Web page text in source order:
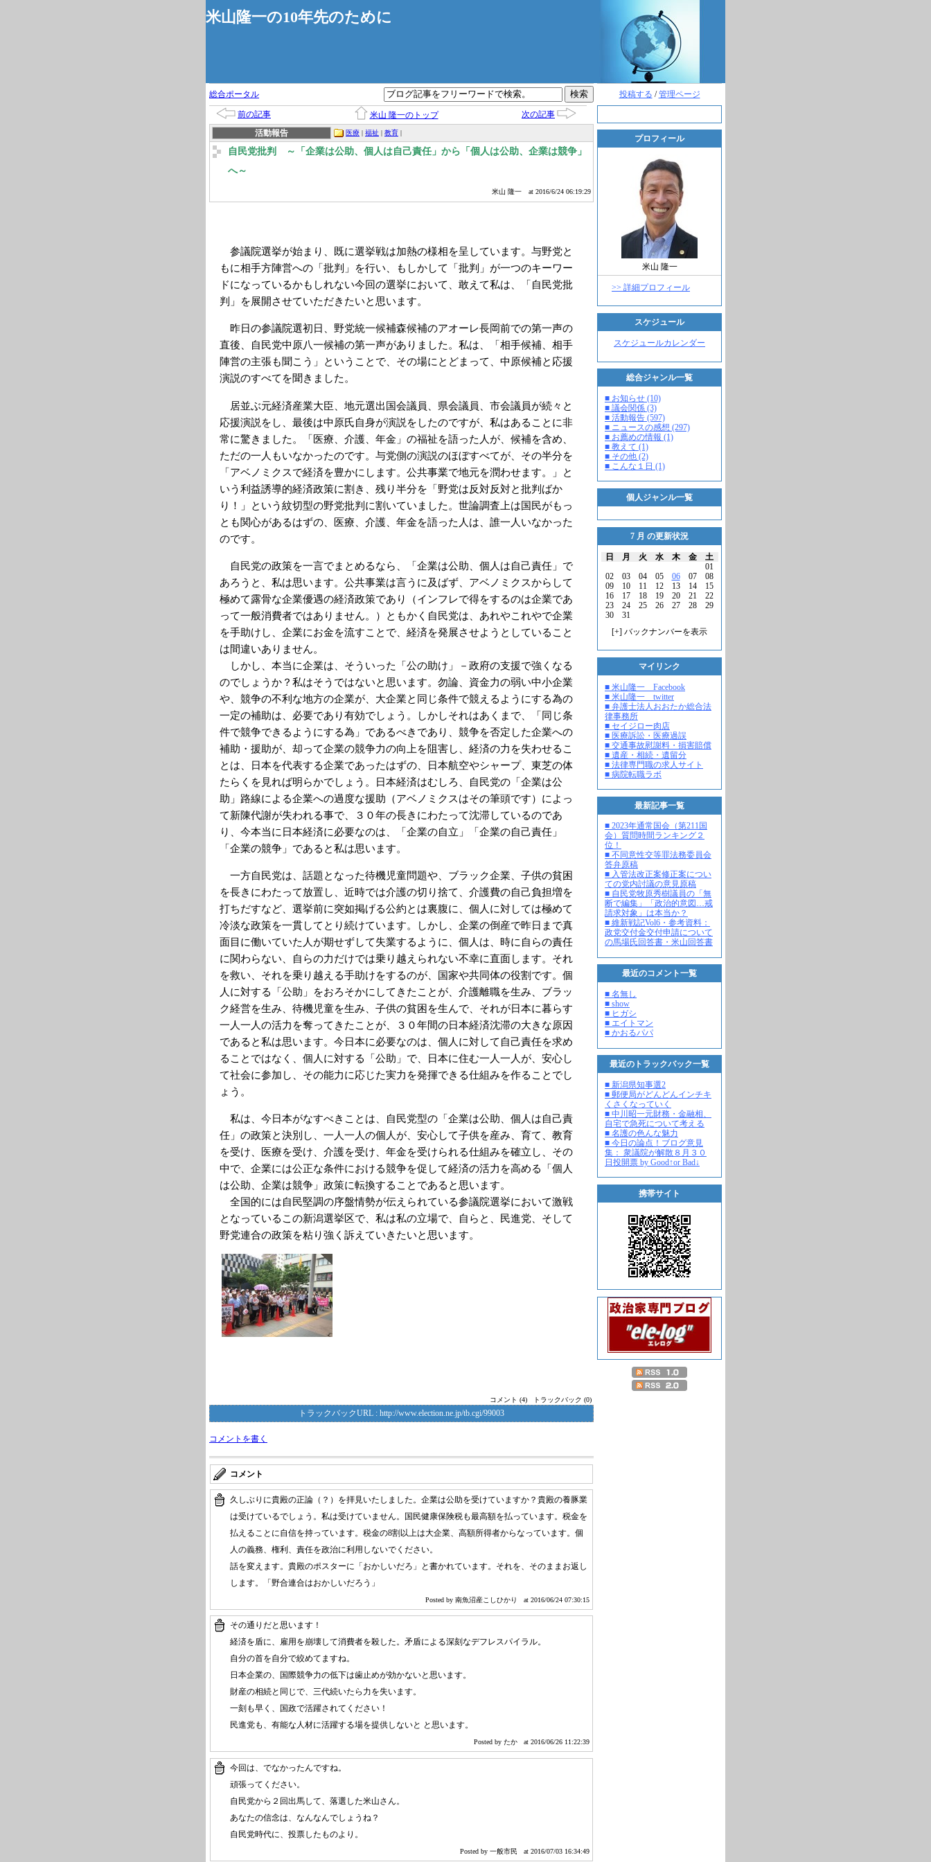
米山隆一の10年先のために
投稿する /管理ページ
プロフィール
米山 隆一
>> 詳細プロフィール
スケジュール
スケジュールカレンダー
総合ジャンル一覧
■ お知らせ (10)
■ 議会関係 (3)
■ 活動報告 (597)
■ ニュースの感想 (297)
■ お薦めの情報 (1)
■ 教えて (1)
■ その他 (2)
■ こんな１日 (1)
個人ジャンル一覧
7 月 の更新状況
日 月 火 水 木 金
土
01
02
03 04 05 06 07
08
09
10 11 12 13 14
15
16
17 18 19 20 21
22
23
24 25 26 27 28
29
30
31
[+] バックナンバーを表示
マイリンク
■ 米山隆一 Facebook
■ 米山隆一 twitter
■ 弁護士法人おおたか総合法
律事務所
■ セイジロー肉店
■ 医療訴訟・医療過誤
■ 交通事故慰謝料・損害賠償
■ 遺産・相続・遺留分
■ 法律専門職の求人サイト
■ 病院転職ラボ
最新記事一覧
■ 2023年通常国会（第211国
会）質問時間ランキング２
位！
■ 不同意性交等罪法務委員会
答弁原稿
■ 入管法改正案修正案につい
ての党内討議の意見原稿
■ 自民党牧原秀樹議員の「無
断で編集」「政治的意図…戒
請求対象」は本当か？
■ 維新戦記Vol6・参考資料：
政党交付金交付申請について
の馬場氏回答書・米山回答書
最近のコメント一覧
■ 名無し
■ show
■ ヒガシ
■ エイトマン
■ かおるパパ
最近のトラックバック一覧
■ 新潟県知事選2
■ 郵便局がどんどんインチキ
くさくなっていく
■ 中川昭一元財務・金融相、
自宅で急死について考える
■ 名護の色んな魅力
■ 今日の論点！ブログ意見
集： 衆議院が解散８月３０
日投開票 by Good↑or Bad↓
携帯サイト
総合ポータル
前の記事 米山 隆一のトップ
次の記事
活動報告
医療 | 福祉 | 教育 |
自民党批判 ～「企業は公助、個人は自己責任」から「個人は公助、企業は競争」
へ～
米山 隆一 at 2016/6/24 06:19:29
参議院選挙が始まり、既に選挙戦は加熱の様相を呈しています。与野党と
もに相手方陣営への「批判」を行い、もしかして「批判」が一つのキーワー
ドになっているかもしれない今回の選挙において、敢えて私は、「自民党批
判」を展開させていただきたいと思います。
昨日の参議院選初日、野党統一候補森候補のアオーレ長岡前での第一声の
直後、自民党中原八一候補の第一声がありました。私は、「相手候補、相手
陣営の主張も聞こう」ということで、その場にとどまって、中原候補と応援
演説のすべてを聞きました。
居並ぶ元経済産業大臣、地元選出国会議員、県会議員、市会議員が続々と
応援演説をし、最後は中原氏自身が演説をしたのですが、私はあることに非
常に驚きました。「医療、介護、年金」の福祉を語った人が、候補を含め、
ただの一人もいなかったのです。与党側の演説のほぼすべてが、その半分を
「アベノミクスで経済を豊かにします。公共事業で地元を潤わせます。」と
いう利益誘導的経済政策に割き、残り半分を「野党は反対反対と批判ばか
り！」という紋切型の野党批判に割いていました。世論調査上は国民がもっ
とも関心があるはずの、医療、介護、年金を語った人は、誰一人いなかった
のです。
自民党の政策を一言でまとめるなら、「企業は公助、個人は自己責任」で
あろうと、私は思います。公共事業は言うに及ばず、アベノミクスからして
極めて露骨な企業優遇の経済政策であり（インフレで得をするのは企業であ
って一般消費者ではありません。）ともかく自民党は、あれやこれやで企業
を手助けし、企業にお金を流すことで、経済を発展させようとしていること
は間違いありません。
しかし、本当に企業は、そういった「公の助け」－政府の支援で強くなる
のでしょうか？私はそうではないと思います。勿論、資金力の弱い中小企業
や、競争の不利な地方の企業が、大企業と同じ条件で競えるようにする為の
一定の補助は、必要であり有効でしょう。しかしそれはあくまで、「同じ条
件で競争できるようにする為」であるべきであり、競争を否定した企業への
補助・援助が、却って企業の競争力の向上を阻害し、経済の力を失わせるこ
とは、日本を代表する企業であったはずの、日本航空やシャープ、東芝の体
たらくを見れば明らかでしょう。日本経済はむしろ、自民党の「企業は公
助」路線による企業への過度な援助（アベノミクスはその筆頭です）によっ
て新陳代謝が失われる事で、３０年の長きにわたって沈滞しているのであ
り、今本当に日本経済に必要なのは、「企業の自立」「企業の自己責任」
「企業の競争」であると私は思います。
一方自民党は、話題となった待機児童問題や、ブラック企業、子供の貧困
を長きにわたって放置し、近時では介護の切り捨て、介護費の自己負担増を
打ちだすなど、選挙前に突如掲げる公約とは裏腹に、個人に対しては極めて
冷淡な政策を一貫してとり続けています。しかし、企業の倒産で昨日まで真
面目に働いていた人が期せずして失業するように、個人は、時に自らの責任
に関わらない、自らの力だけでは乗り越えられない不幸に直面します。それ
を救い、それを乗り越える手助けをするのが、国家や共同体の役割です。個
人に対する「公助」をおろそかにしてきたことが、介護離職を生み、ブラッ
ク経営を生み、待機児童を生み、子供の貧困を生んで、それが日本に暮らす
一人一人の活力を奪ってきたことが、３０年間の日本経済沈滞の大きな原因
であると私は思います。今日本に必要なのは、個人に対して自己責任を求め
ることではなく、個人に対する「公助」で、日本に住む一人一人が、安心し
て社会に参加し、その能力に応じた実力を発揮できる仕組みを作ることでし
ょう。
私は、今日本がなすべきことは、自民党型の「企業は公助、個人は自己責
任」の政策と決別し、一人一人の個人が、安心して子供を産み、育て、教育
を受け、医療を受け、介護を受け、年金を受けられる仕組みを確立し、その
中で、企業には公正な条件における競争を促して経済の活力を高める「個人
は公助、企業は競争」政策に転換することであると思います。
全国的には自民堅調の序盤情勢が伝えられている参議院選挙において激戦
となっているこの新潟選挙区で、私は私の立場で、自らと、民進党、そして
野党連合の政策を粘り強く訴えていきたいと思います。
コメント (4) トラックバック (0)
トラックバックURL : http://www.election.ne.jp/tb.cgi/99003
コメントを書く
コメント
久しぶりに貴殿の正論（？）を拝見いたしました。企業は公助を受けていますか？貴殿の養豚業
は受けているでしょう。私は受けていません。国民健康保険税も最高額を払っています。税金を
払えることに自信を持っています。税金の8割以上は大企業、高額所得者からなっています。個
人の義務、権利、責任を政治に利用しないでください。
話を変えます。貴殿のポスターに「おかしいだろ」と書かれています。それを、そのままお返し
します。「野合連合はおかしいだろう」
Posted by 南魚沼産こしひかり at 2016/06/24 07:30:15
その通りだと思います！
経済を盾に、雇用を崩壊して消費者を殺した。矛盾による深刻なデフレスパイラル。
自分の首を自分で絞めてますね。
日本企業の、国際競争力の低下は歯止めが効かないと思います。
財産の相続と同じで、三代続いたら力を失います。
一刻も早く、国政で活躍されてください！
民進党も、有能な人材に活躍する場を提供しないと と思います。
Posted by たか at 2016/06/26 11:22:39
今回は、でなかったんですね。
頑張ってください。
自民党から２回出馬して、落選した米山さん。
あなたの信念は、なんなんでしょうね？
自民党時代に、投票したものより。
Posted by 一般市民 at 2016/07/03 16:34:49